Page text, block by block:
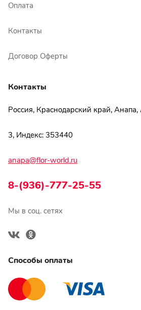
Оплата
Контакты
Договор Оферты
Контакты
Россия, Краснодарский край, Анапа,
3, Индекс: 353440
anapa@flor-world.ru
8-(936)-777-25-55
Мы в соц. сетях
Способы оплаты